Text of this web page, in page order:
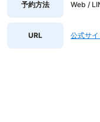
予約方法 Web /
URL 公式サイ